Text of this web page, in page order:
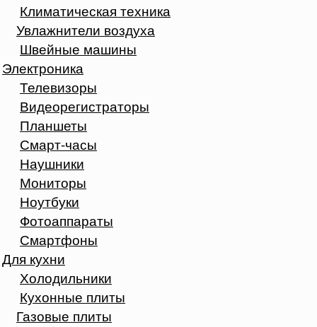
Климатическая техника
Увлажнители воздуха
Швейные машины
Электроника
Телевизоры
Видеорегистраторы
Планшеты
Смарт-часы
Наушники
Мониторы
Ноутбуки
Фотоаппараты
Смартфоны
Для кухни
Холодильники
Кухонные плиты
Газовые плиты